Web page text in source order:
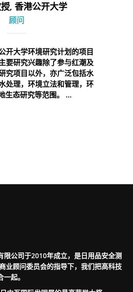
, 香港公开大学
顾问
开大学环境研究计划的项目
要研究兴趣除了参与红潮及
究项目以外，亦广泛包括水
处理，环境立法和管理，环
生态研究等范围。 ...
限公司于2010年成立，是日用品安全测
业顾问委员会的指导下，我们把高科技
起。